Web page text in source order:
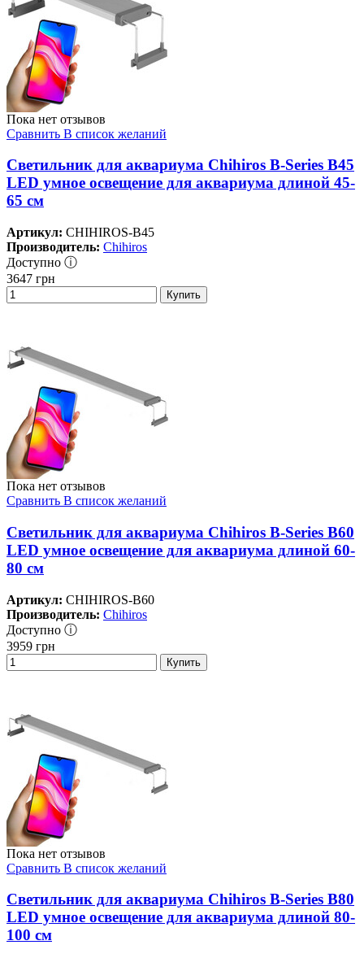
Пока нет отзывов
Сравнить В список желаний
Светильник для аквариума Chihiros B-Series B45
LED умное освещение для аквариума длиной 45-
65 см
Артикул: CHIHIROS-B45
Производитель: Chihiros
Доступно ⓘ
3647 грн
Купить
Пока нет отзывов
Сравнить В список желаний
Светильник для аквариума Chihiros B-Series B60
LED умное освещение для аквариума длиной 60-
80 см
Артикул: CHIHIROS-B60
Производитель: Chihiros
Доступно ⓘ
3959 грн
Купить
Пока нет отзывов
Сравнить В список желаний
Светильник для аквариума Chihiros B-Series B80
LED умное освещение для аквариума длиной 80-
100 см